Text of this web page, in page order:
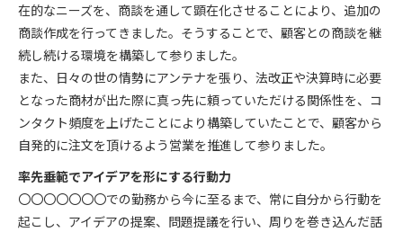
在的なニーズを、商談を通して顕在化させることにより、追加の
商談作成を行ってきました。そうすることで、顧客との商談を継
続し続ける環境を構築して参りました。
また、日々の世の情勢にアンテナを張り、法改正や決算時に必要
となった商材が出た際に真っ先に頼っていただける関係性を、コ
ンタクト頻度を上げたことにより構築していたことで、顧客から
自発的に注文を頂けるよう営業を推進して参りました。
率先垂範でアイデアを形にする行動力
〇〇〇〇〇〇〇での勤務から今に至るまで、常に自分から行動を
起こし、アイデアの提案、問題提議を行い、周りを巻き込んだ話